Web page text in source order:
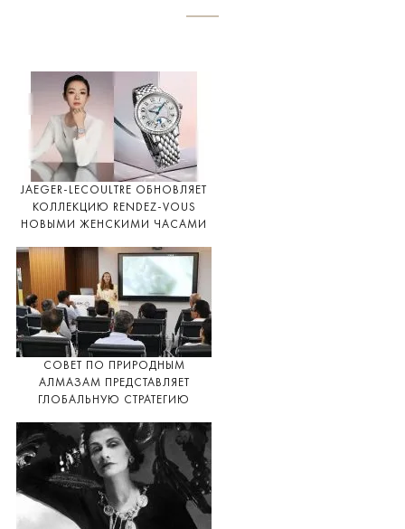
JAEGER-LECOULTRE ОБНОВЛЯЕТ
КОЛЛЕКЦИЮ RENDEZ-VOUS
НОВЫМИ ЖЕНСКИМИ ЧАСАМИ
СОВЕТ ПО ПРИРОДНЫМ
АЛМАЗАМ ПРЕДСТАВЛЯЕТ
ГЛОБАЛЬНУЮ СТРАТЕГИЮ